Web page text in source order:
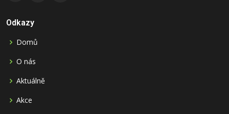
Odkazy
Domů
O nás
Aktuálně
Akce